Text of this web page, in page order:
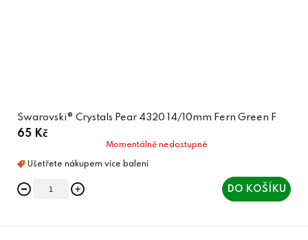
Swarovski® Crystals Pear 4320 14/10mm Fern Green F
65 Kč
Momentálně nedostupné
DO KOŠÍKU